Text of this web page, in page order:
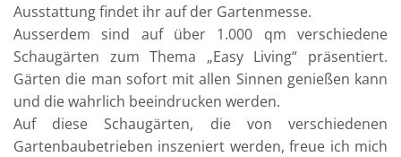
Ausstattung findet ihr auf der Gartenmesse.
Ausserdem sind auf über 1.000 qm verschiedene
Schaugärten zum Thema „Easy Living“ präsentiert.
Gärten die man sofort mit allen Sinnen genießen kann
und die wahrlich beeindrucken werden.
Auf diese Schaugärten, die von verschiedenen
Gartenbaubetrieben inszeniert werden, freue ich mich